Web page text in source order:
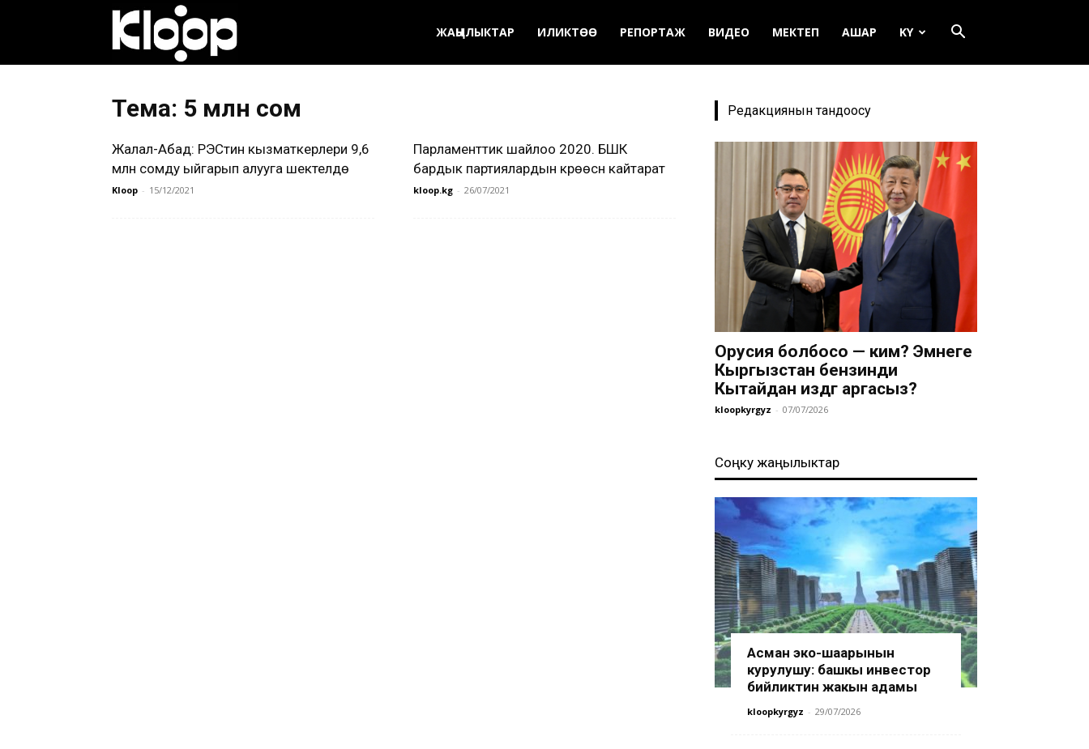
ЖАҢЫЛЫКТАР ИЛИКТӨӨ РЕПОРТАЖ ВИДЕО МЕКТЕП АШАР KY
Тема: 5 млн сом
Жалал-Абад: РЭСтин кызматкерлери 9,6
млн сомду ыйгарып алууга шектелүүдө
Kloop - 15/12/2021
Парламенттик шайлоо 2020. БШК
бардык партиялардын күрөөсүн кайтарат
kloop.kg - 26/07/2021
Редакциянын тандоосу
Орусия болбосо — ким? Эмнеге
Кыргызстан бензинди
Кытайдан издөөгө аргасыз?
kloopkyrgyz - 07/07/2026
Соңку жаңылыктар
Асман эко-шаарынын
курулушу: башкы инвестор
бийликтин жакын адамы
kloopkyrgyz - 29/07/2026